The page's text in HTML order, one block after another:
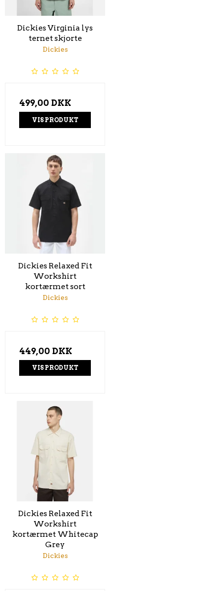
Dickies Virginia lys
ternet skjorte
Dickies
499,00 DKK
VIS PRODUKT
Dickies Relaxed Fit
Workshirt
kortærmet sort
Dickies
449,00 DKK
VIS PRODUKT
Dickies Relaxed Fit
Workshirt
kortærmet Whitecap
Grey
Dickies